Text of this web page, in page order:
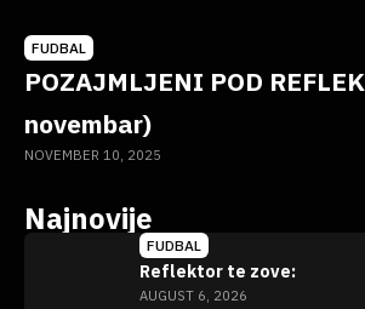
FUDBAL
POZAJMLJENI POD
novembar)
NOVEMBER 10, 2025
Najnovije
FUDBAL
Reflektor te zove:
AUGUST 6, 2026